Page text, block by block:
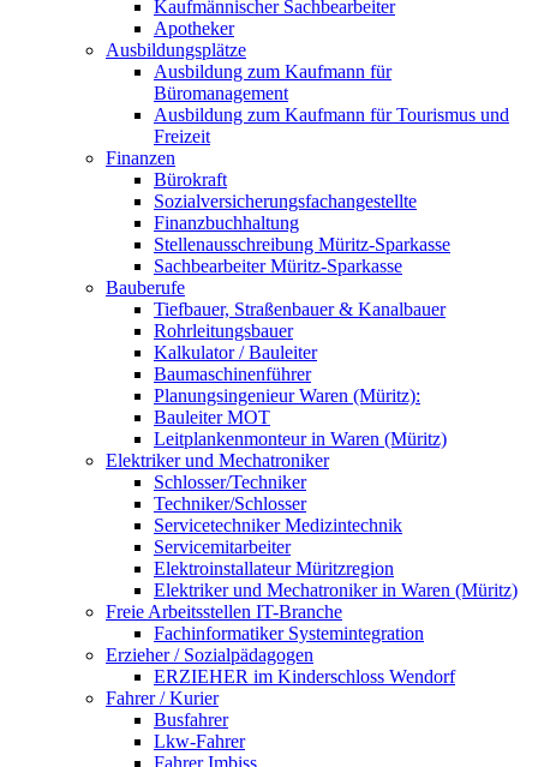
Kaufmännischer Sachbearbeiter
Apotheker
Ausbildungsplätze
Ausbildung zum Kaufmann für
Büromanagement
Ausbildung zum Kaufmann für Tourismus und
Freizeit
Finanzen
Bürokraft
Sozialversicherungsfachangestellte
Finanzbuchhaltung
Stellenausschreibung Müritz-Sparkasse
Sachbearbeiter Müritz-Sparkasse
Bauberufe
Tiefbauer, Straßenbauer & Kanalbauer
Rohrleitungsbauer
Kalkulator / Bauleiter
Baumaschinenführer
Planungsingenieur Waren (Müritz):
Bauleiter MOT
Leitplankenmonteur in Waren (Müritz)
Elektriker und Mechatroniker
Schlosser/Techniker
Techniker/Schlosser
Servicetechniker Medizintechnik
Servicemitarbeiter
Elektroinstallateur Müritzregion
Elektriker und Mechatroniker in Waren (Müritz)
Freie Arbeitsstellen IT-Branche
Fachinformatiker Systemintegration
Erzieher / Sozialpädagogen
ERZIEHER im Kinderschloss Wendorf
Fahrer / Kurier
Busfahrer
Lkw-Fahrer
Fahrer Imbiss